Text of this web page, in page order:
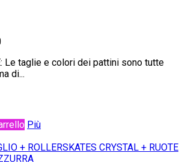
Le taglie e colori dei pattini sono tutte
di...
Più